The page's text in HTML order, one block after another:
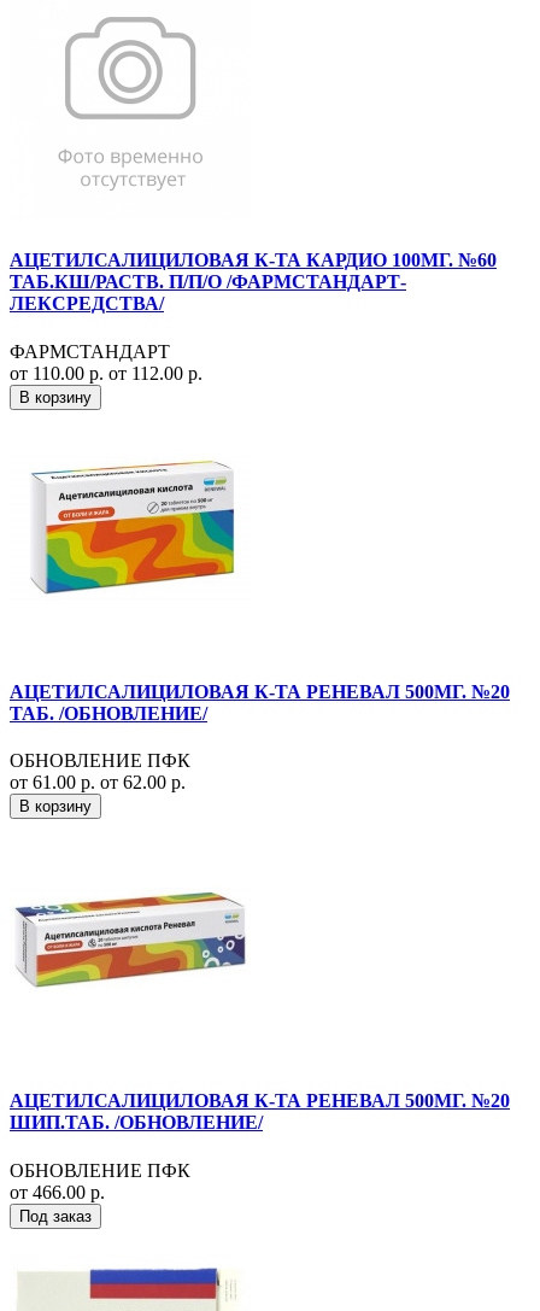
АЦЕТИЛСАЛИЦИЛОВАЯ К-ТА КАРДИО 100МГ. №60
ТАБ.КШ/РАСТВ. П/П/О /ФАРМСТАНДАРТ-
ЛЕКСРЕДСТВА/
ФАРМСТАНДАРТ
от 110.00 р. от 112.00 р.
В корзину
АЦЕТИЛСАЛИЦИЛОВАЯ К-ТА РЕНЕВАЛ 500МГ. №20
ТАБ. /ОБНОВЛЕНИЕ/
ОБНОВЛЕНИЕ ПФК
от 61.00 р. от 62.00 р.
В корзину
АЦЕТИЛСАЛИЦИЛОВАЯ К-ТА РЕНЕВАЛ 500МГ. №20
ШИП.ТАБ. /ОБНОВЛЕНИЕ/
ОБНОВЛЕНИЕ ПФК
от 466.00 р.
Под заказ